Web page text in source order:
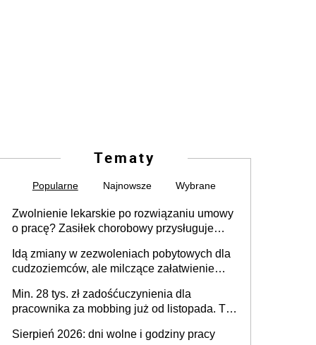
Tematy
Popularne Najnowsze Wybrane
Zwolnienie lekarskie po rozwiązaniu umowy
o pracę? Zasiłek chorobowy przysługuje
dni od ustania stosunku pracy
Idą zmiany w zezwoleniach pobytowych dla
cudzoziemców, ale milczące załatwienie
Min. 28 tys. zł zadośćuczynienia dla
pracownika za mobbing już od listopada. To
zespołu
Sierpień 2026: dni wolne i godziny pracy